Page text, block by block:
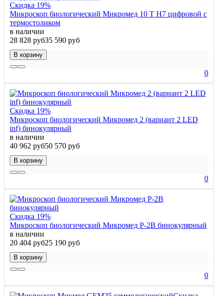
Скидка 19%
Микроскоп биологический Микромед 10 T H7 цифровой c
термостоликом
в наличии
28 828 руб35 590 руб
В корзину
0
Скидка 19%
Микроскоп биологический Микромед 2 (вариант 2 LED
inf) бинокулярный
в наличии
40 962 руб50 570 руб
В корзину
0
Скидка 19%
Микроскоп биологический Микромед P-2В бинокулярный
в наличии
20 404 руб25 190 руб
В корзину
0